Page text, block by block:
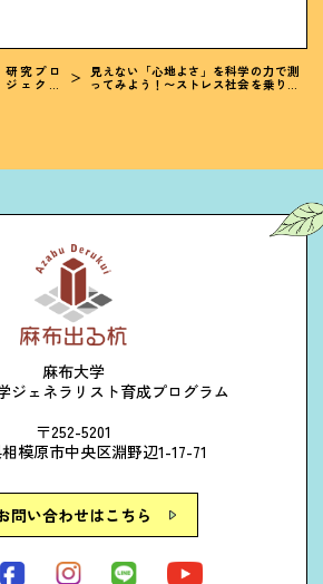
研究プロ
ジェクト
＞
見えない「心地よさ」を科学の力で測
ってみよう！〜ストレス社会を乗り越
麻布大学
ジェネラリスト育成プログラム
〒252-5201
模原市中央区淵野辺1-17-71
問い合わせはこちら